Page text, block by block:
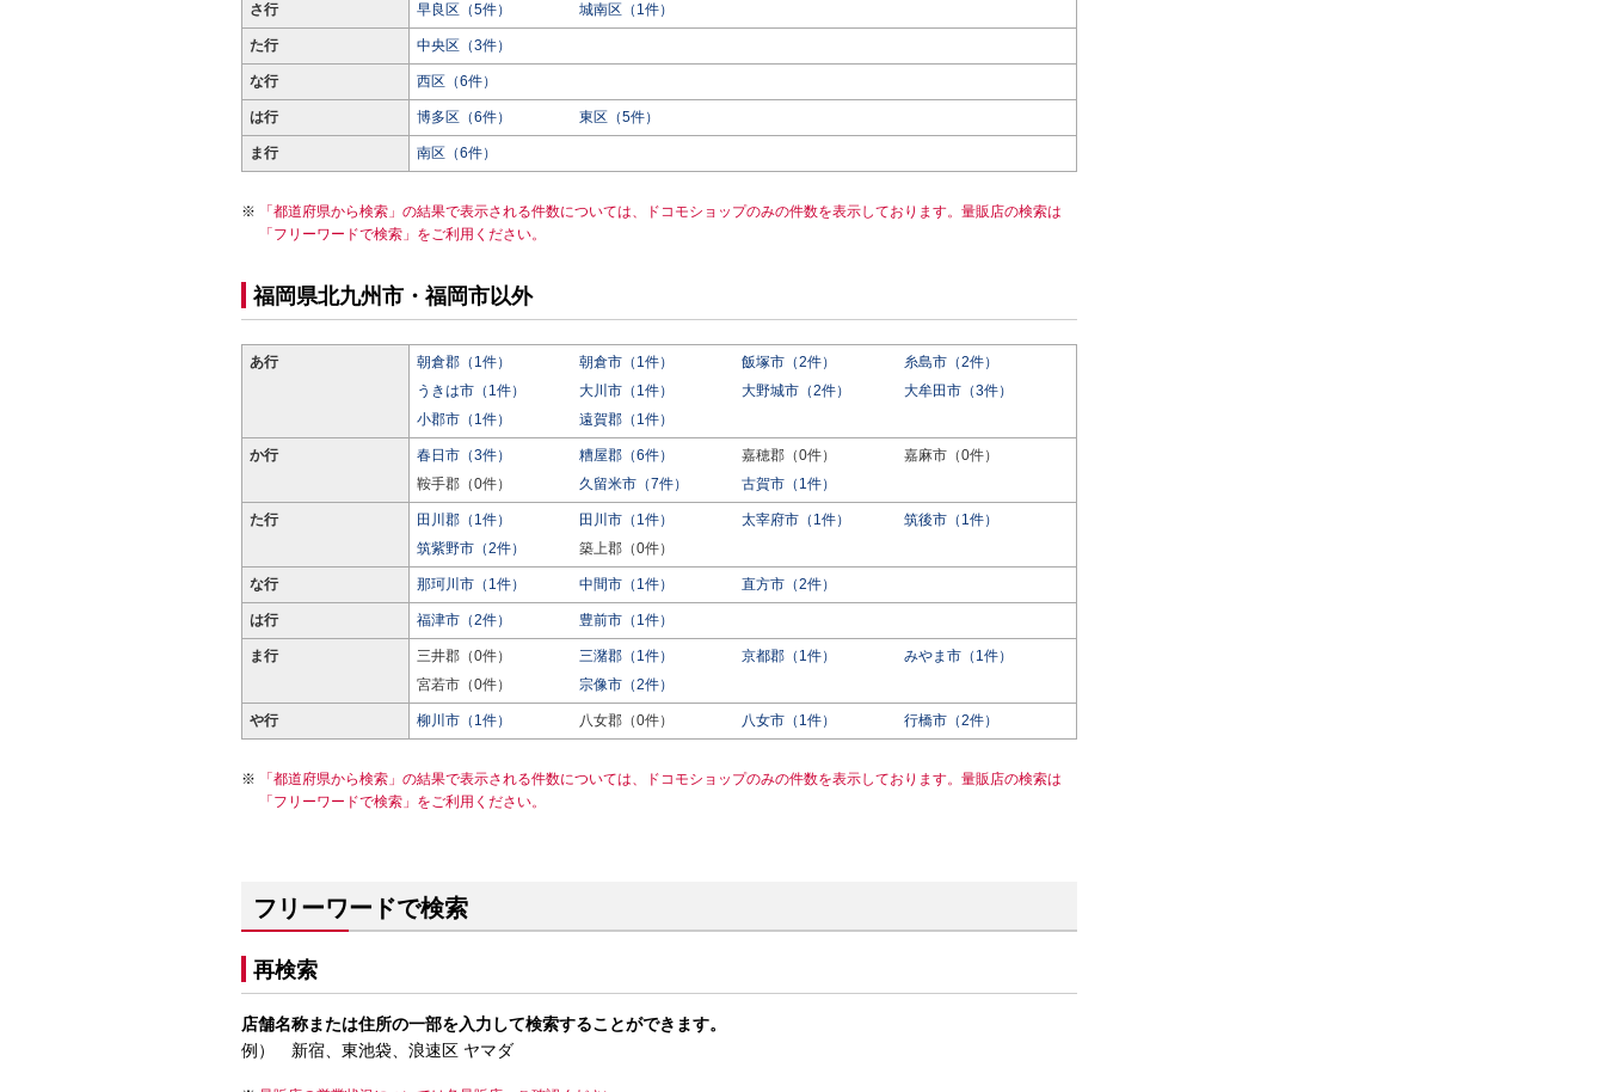
さ行 早良区（5件） 城南区（1件）
た行 中央区（3件）
な行 西区（6件）
は行 博多区（6件） 東区（5件）
ま行 南区（6件）
「都道府県から検索」の結果で表示される件数については、ドコモショップのみの件数を表示しております。量販店の検索は
「フリーワードで検索」をご利用ください。
福岡県北九州市・福岡市以外
あ行 朝倉郡（1件） 朝倉市（1件） 飯塚市（2件）
糸島市（2件）
うきは市（1件）
大川市（1件） 大野城市（2件）
大牟田市（3件）
小郡市（1件）
遠賀郡（1件）
か行 春日市（3件） 糟屋郡（6件） 嘉穂郡（0件）
嘉麻市（0件）
鞍手郡（0件）
久留米市（7件） 古賀市（1件）
た行 田川郡（1件） 田川市（1件） 太宰府市（1件）
筑後市（1件）
筑紫野市（2件）
築上郡（0件）
な行 那珂川市（1件） 中間市（1件） 直方市（2件）
は行 福津市（2件） 豊前市（1件）
ま行 三井郡（0件） 三潴郡（1件） 京都郡（1件）
みやま市（1件）
宮若市（0件）
宗像市（2件）
や行 柳川市（1件） 八女郡（0件） 八女市（1件） 行橋市（2件）
「都道府県から検索」の結果で表示される件数については、ドコモショップのみの件数を表示しております。量販店の検索は
「フリーワードで検索」をご利用ください。
フリーワードで検索
再検索
店舗名称または住所の一部を入力して検索することができます。
例） 新宿、東池袋、浪速区 ヤマダ